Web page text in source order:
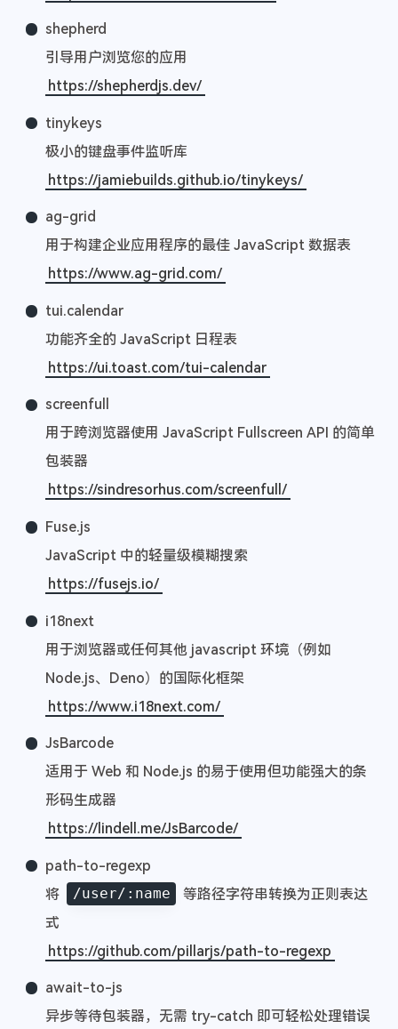
shepherd
引导用户浏览您的应用
https://shepherdjs.dev/
tinykeys
极小的键盘事件监听库
https://jamiebuilds.github.io/tinykeys/
ag-grid
用于构建企业应用程序的最佳 JavaScript 数据表
https://www.ag-grid.com/
tui.calendar
功能齐全的 JavaScript 日程表
https://ui.toast.com/tui-calendar
screenfull
用于跨浏览器使用 JavaScript Fullscreen API 的简单
包装器
https://sindresorhus.com/screenfull/
Fuse.js
JavaScript 中的轻量级模糊搜索
https://fusejs.io/
i18next
用于浏览器或任何其他 javascript 环境（例如
Node.js、Deno）的国际化框架
https://www.i18next.com/
JsBarcode
适用于 Web 和 Node.js 的易于使用但功能强大的条
形码生成器
https://lindell.me/JsBarcode/
path-to-regexp
将
/user/:name
等路径字符串转换为正则表达
式
https://github.com/pillarjs/path-to-regexp
await-to-js
异步等待包装器，无需 try-catch 即可轻松处理错误